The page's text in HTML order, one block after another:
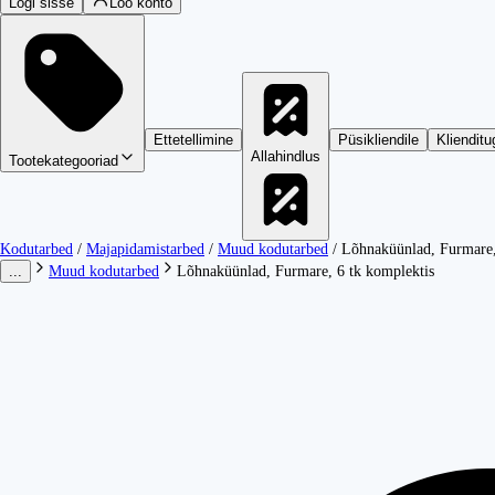
Tootekategooriad
Ettetellimine
Allahindlus
Püsikliendile
Kodutarbed / Majapidamistarbed / Muud kodutarbed / Lõhnaküünlad,
...
Muud kodutarbed Lõhnaküünlad, Furmare, 6 tk komplektis